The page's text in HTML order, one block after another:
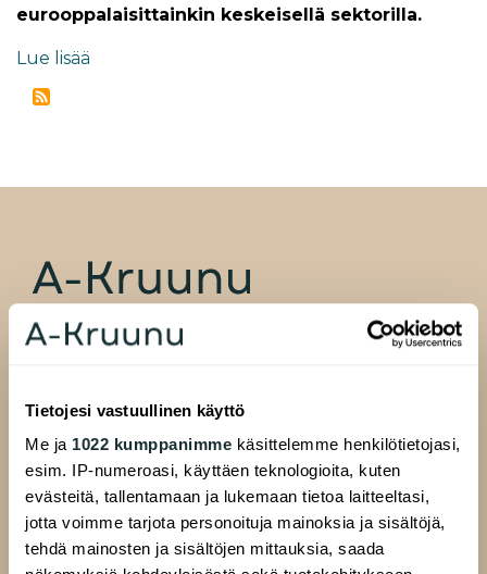
Tietojesi vastuullinen käyttö
Me ja 1022 kumppanimme käsittelemme henkilötietojasi,
esim. IP-numeroasi, käyttäen teknologioita, kuten
evästeitä, tallentamaan ja lukemaan tietoa laitteeltasi,
jotta voimme tarjota personoituja mainoksia ja sisältöjä,
tehdä mainosten ja sisältöjen mittauksia, saada
eurooppalaisittainkin keskeisellä sektorilla.
Lue lisää
00520 Helsinki
ALAVALIKKO
Hakijalle